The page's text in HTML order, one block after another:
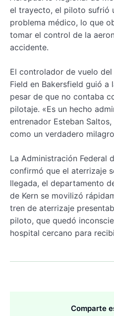
el trayecto, el piloto sufrió
problema médico, lo que
tomar el control de la
accidente.
El controlador de vuelo
Field en Bakersfield guió a
pesar de que no contaba
pilotaje. «Es un hecho
entrenador Esteban
como un verdadero
La Administración Federal
confirmó que el aterrizaje
llegada, el departamento
de Kern se movilizó
tren de aterrizaje
piloto, que quedó
hospital cercano para
Comparte